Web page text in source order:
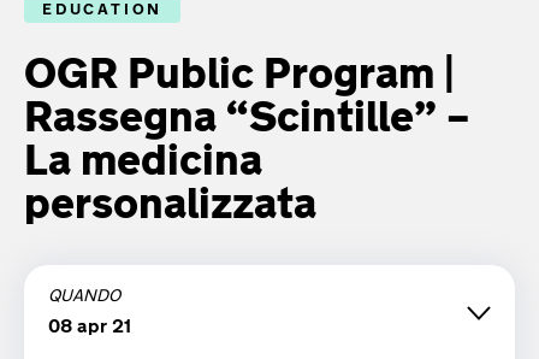
EDUCATION
OGR Public Program |
Rassegna “Scintille” –
La medicina
personalizzata
QUANDO
08 apr 21